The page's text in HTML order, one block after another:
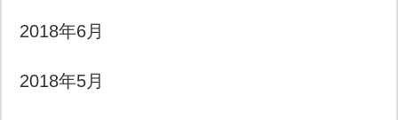
2018年6月
2018年5月